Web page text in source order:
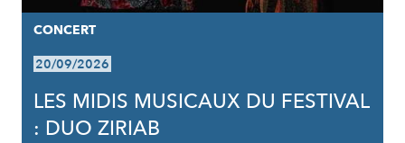
CONCERT
20/09/2026
LES MIDIS MUSICAUX DU FESTIVAL
: DUO ZIRIAB